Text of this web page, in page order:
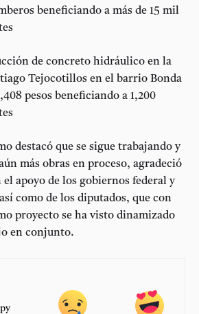
beneficiando a más de 15 mil
de concreto hidráulico en la
Tejocotillos en el barrio Bonda
pesos beneficiando a 1,200
destacó que se sigue trabajando y
más obras en proceso, agradeció
el apoyo de los gobiernos federal y
como de los diputados, que con
proyecto se ha visto dinamizado
en conjunto.